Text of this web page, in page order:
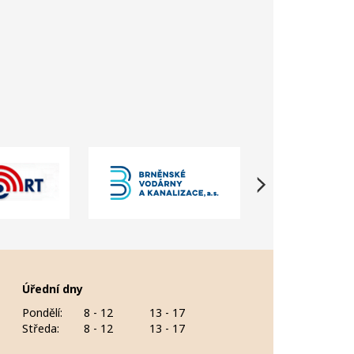
Úřední dny
Pondělí:
8 - 12
13 - 17
Středa:
8 - 12 13 - 17